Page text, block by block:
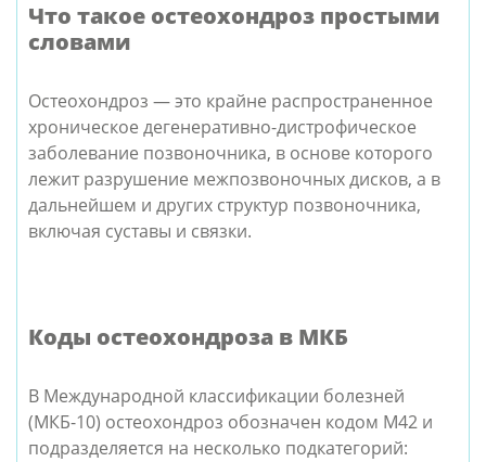
Что такое остеохондроз простыми
словами
Остеохондроз — это крайне распространенное
хроническое дегенеративно-дистрофическое
заболевание позвоночника, в основе которого
лежит разрушение межпозвоночных дисков, а в
дальнейшем и других структур позвоночника,
включая суставы и связки.
Коды остеохондроза в МКБ
В Международной классификации болезней
(МКБ-10) остеохондроз обозначен кодом M42 и
подразделяется на несколько подкатегорий: